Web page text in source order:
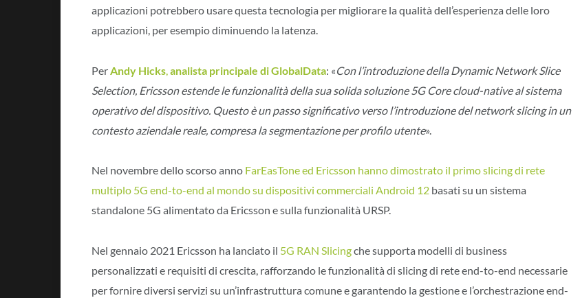
applicazioni potrebbero usare questa tecnologia per migliorare la qualità dell’esperienza delle loro
applicazioni, per esempio diminuendo la latenza.
Per Andy Hicks analista principale di GlobalData: «Con l’introduzione della Dynamic Network Slice
Selection, Ericsson estende le funzionalità della sua solida soluzione 5G Core cloud-native al sistema
operativo del dispositivo. Questo è un passo significativo verso l’introduzione del network slicing in un
contesto aziendale reale, compresa la segmentazione per profilo utente».
Nel novembre dello scorso anno FarEasTone ed Ericsson hanno dimostrato il primo slicing di rete
multiplo 5G end-to-end al mondo su dispositivi commerciali Android 12 basati su un sistema
standalone 5G alimentato da Ericsson e sulla funzionalità URSP.
Nel gennaio 2021 Ericsson ha lanciato il 5G RAN Slicingche supporta modelli di business
personalizzati e requisiti di crescita, rafforzando le funzionalità di slicing di rete end-to-end necessarie
per fornire diversi servizi su un’infrastruttura comune e garantendo la gestione e l’orchestrazione end-